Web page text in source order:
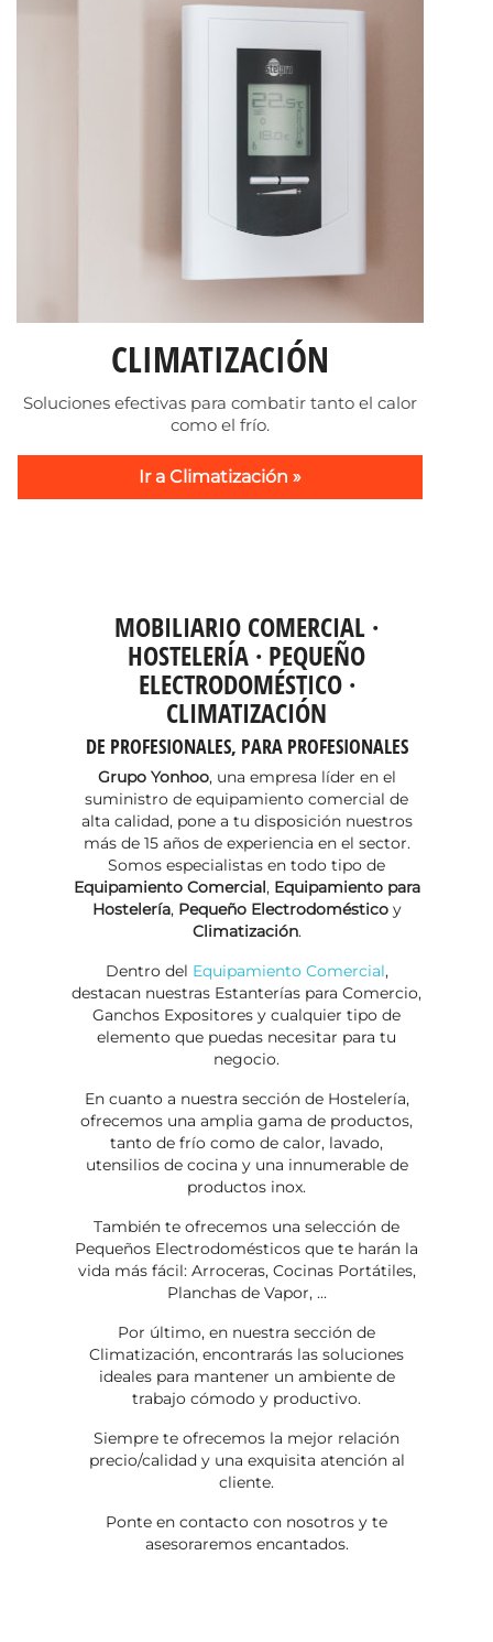
CLIMATIZACIÓN
Soluciones efectivas para combatir tanto el calor
como el frío.
Ir a Climatización »
MOBILIARIO COMERCIAL ·
HOSTELERÍA · PEQUEÑO
ELECTRODOMÉSTICO ·
CLIMATIZACIÓN
DE PROFESIONALES, PARA PROFESIONALES
Grupo Yonhoo, una empresa líder en el
suministro de equipamiento comercial de
alta calidad, pone a tu disposición nuestros
más de 15 años de experiencia en el sector.
Somos especialistas en todo tipo de
Equipamiento Comercial, Equipamiento para
Hostelería, Pequeño Electrodomésticoy
Climatización.
Dentro del Equipamiento Comercial,
destacan nuestras Estanterías para Comercio,
Ganchos Expositores y cualquier tipo de
elemento que puedas necesitar para tu
negocio.
En cuanto a nuestra sección de Hostelería,
ofrecemos una amplia gama de productos,
tanto de frío como de calor, lavado,
utensilios de cocina y una innumerable de
productos inox.
También te ofrecemos una selección de
Pequeños Electrodomésticos que te harán la
vida más fácil: Arroceras, Cocinas Portátiles,
Planchas de Vapor, ...
Por último, en nuestra sección de
Climatización, encontrarás las soluciones
ideales para mantener un ambiente de
trabajo cómodo y productivo.
Siempre te ofrecemos la mejor relación
precio/calidad y una exquisita atención al
cliente.
Ponte en contacto con nosotros y te
asesoraremos encantados.